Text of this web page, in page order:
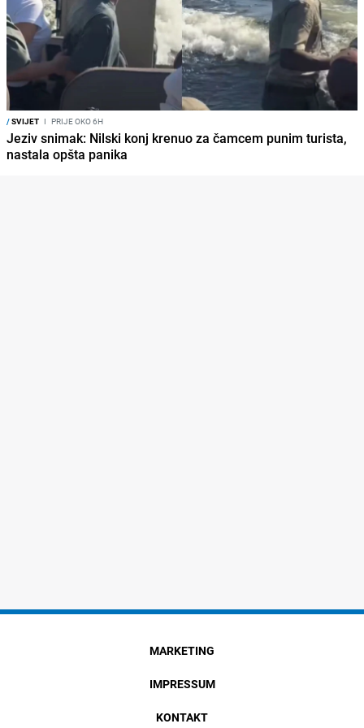
/SVIJET I PRIJE OKO 6H
Jeziv snimak: Nilski konj krenuo za čamcem punim turista,
nastala opšta panika
MARKETING
IMPRESSUM
KONTAKT